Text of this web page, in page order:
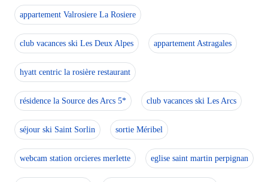
appartement Valrosiere La Rosiere
club vacances ski Les Deux Alpes appartement Astragales
hyatt centric la rosière restaurant
résidence la Source des Arcs 5* club vacances ski Les Arcs
séjour ski Saint Sorlin sortie Méribel
webcam station orcieres merlette eglise saint martin perpignan